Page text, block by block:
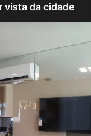
vista da cidade